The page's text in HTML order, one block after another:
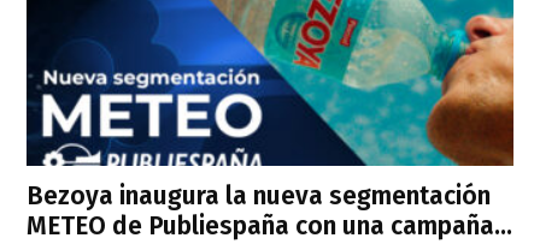
Bezoya inaugura la nueva segmentación
METEO de Publiespaña con una campaña...